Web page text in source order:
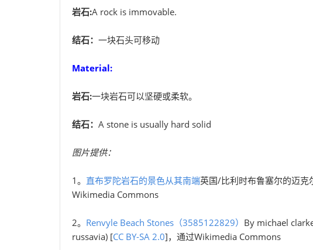
岩石:A rock is immovable.
结石： 一块石头可移动
Material:
岩石:一块岩石可以坚硬或柔软。
结石： A stone is usually hard solid
图片提供：
1。 直布罗陀岩石的景色从其南端英国/比利时布鲁塞尔的迈克
Wikimedia Commons
2。 Renvyle Beach Stones（3585122829） By michael
russavia) [CC BY-SA 2.0]，通过Wikimedia Commons